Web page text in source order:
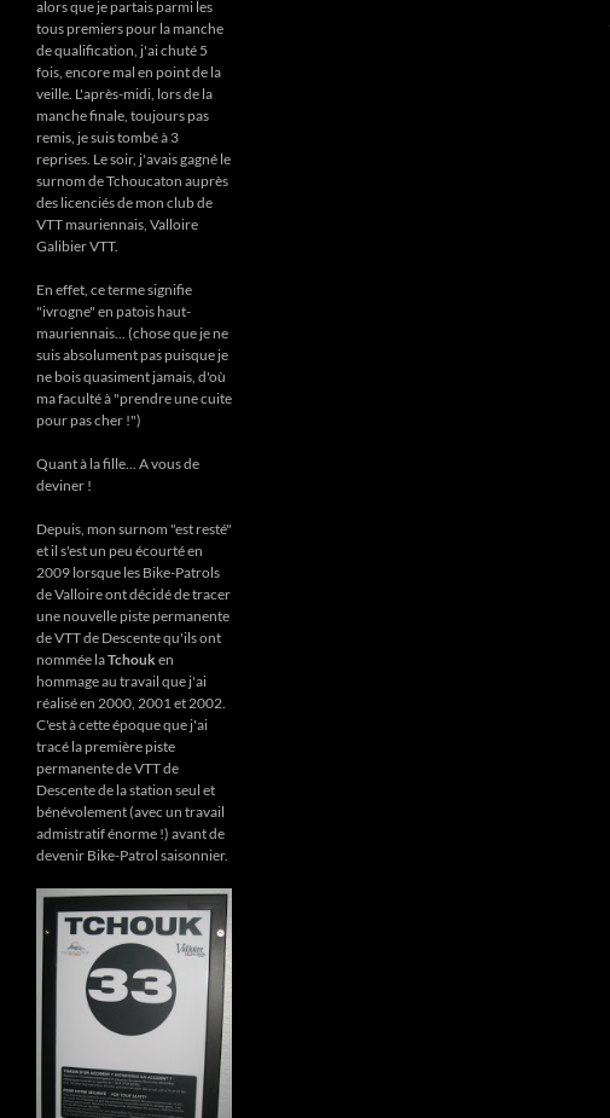
alors que je partais parmi les
tous premiers pour la manche
de qualification, j'ai chuté 5
fois, encore mal en point de la
veille. L'après-midi, lors de la
manche finale, toujours pas
remis, je suis tombé à 3
reprises. Le soir, j'avais gagné le
surnom de Tchoucaton auprès
des licenciés de mon club de
VTT mauriennais, Valloire
Galibier VTT.
En effet, ce terme signifie
"ivrogne" en patois haut-
mauriennais... (chose que je ne
suis absolument pas puisque je
ne bois quasiment jamais, d'où
ma faculté à "prendre une cuite
pour pas cher !")
Quant à la fille... A vous de
deviner !
Depuis, mon surnom "est resté"
et il s'est un peu écourté en
2009 lorsque les Bike-Patrols
de Valloire ont décidé de tracer
une nouvelle piste permanente
de VTT de Descente qu'ils ont
nommée laTchouken
hommage au travail que j'ai
réalisé en 2000, 2001 et 2002.
C'est à cette époque que j'ai
tracé la première piste
permanente de VTT de
Descente de la station seul et
bénévolement (avec un travail
admistratif énorme !) avant de
devenir Bike-Patrol saisonnier.